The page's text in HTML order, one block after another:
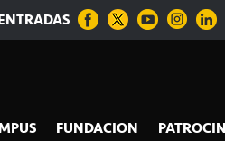
FUNDACION